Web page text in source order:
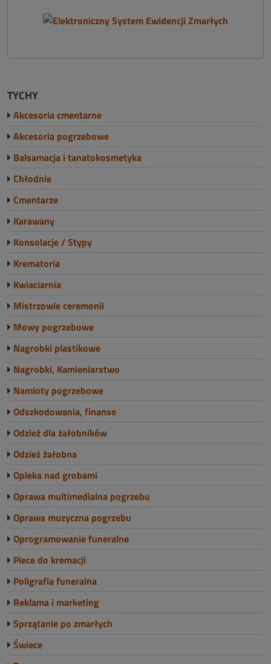
TYCHY
Akcesoria cmentarne
Akcesoria pogrzebowe
Balsamacja i tanatokosmetyka
Chłodnie
Cmentarze
Karawany
Konsolacje / Stypy
Krematoria
Kwiaciarnia
Mistrzowie ceremonii
Mowy pogrzebowe
Nagrobki plastikowe
Nagrobki, Kamieniarstwo
Namioty pogrzebowe
Odszkodowania, finanse
Odzież dla żałobników
Odzież żałobna
Opieka nad grobami
Oprawa multimedialna pogrzebu
Oprawa muzyczna pogrzebu
Oprogramowanie funeralne
Piece do kremacji
Poligrafia funeralna
Reklama i marketing
Sprzątanie po zmarłych
Świece